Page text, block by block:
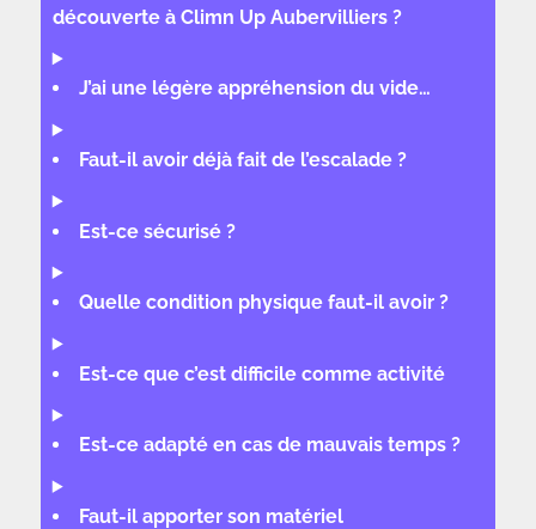
découverte à Climn Up Aubervilliers ?
J’ai une légère appréhension du vide…
Faut-il avoir déjà fait de l’escalade ?
Est-ce sécurisé ?
Quelle condition physique faut-il avoir ?
Est-ce que c’est difficile comme activité
Est-ce adapté en cas de mauvais temps ?
Faut-il apporter son matériel